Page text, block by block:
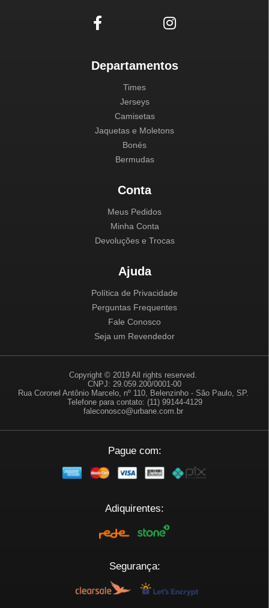
Departamentos
Times
Jerseys
Camisetas
Jaquetas e Moletons
Bonés
Bermudas
Conta
Meus Pedidos
Minha Conta
Devoluções e Trocas
Ajuda
Política de Privacidade
Perguntas Frequentes
Fale Conosco
Seja um Revendedor
Copyright © 2019 All rights reserved.
CNPJ: 29.059.200/0001-00
Rua Coronel Antônio Marcelo, nº 110, Belenzinho - São Paulo, SP.
Telefone para contato: (11) 99144-4129
faleconosco@urbane.com.br
Pague com:
Adiquirentes:
Segurança: